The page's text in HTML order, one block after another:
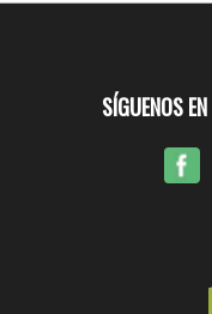
SÍGUENOS